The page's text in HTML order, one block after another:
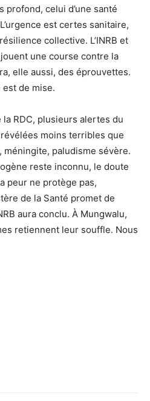
profond, celui d’une santé
est certes sanitaire,
collective. L’INRB et
une course contre la
elle aussi, des éprouvettes.
est de mise.
la RDC, plusieurs alertes du
moins terribles que
paludisme sévère.
reste inconnu, le doute
peur ne protège pas,
de la Santé promet de
aura conclu. À Mungwalu,
retiennent leur souffle. Nous